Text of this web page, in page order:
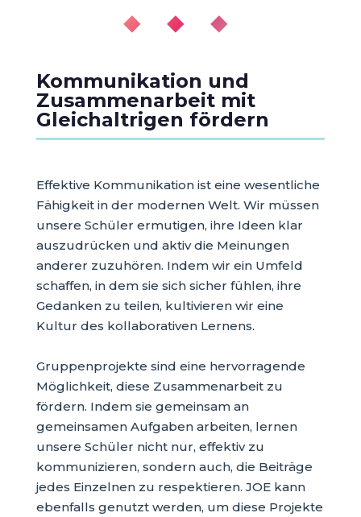
◆ ◆ ◆
Kommunikation und
Zusammenarbeit mit
Gleichaltrigen fördern
Effektive Kommunikation ist eine wesentliche
Fähigkeit in der modernen Welt. Wir müssen
unsere Schüler ermutigen, ihre Ideen klar
auszudrücken und aktiv die Meinungen
anderer zuzuhören. Indem wir ein Umfeld
schaffen, in dem sie sich sicher fühlen, ihre
Gedanken zu teilen, kultivieren wir eine
Kultur des kollaborativen Lernens.
Gruppenprojekte sind eine hervorragende
Möglichkeit, diese Zusammenarbeit zu
fördern. Indem sie gemeinsam an
gemeinsamen Aufgaben arbeiten, lernen
unsere Schüler nicht nur, effektiv zu
kommunizieren, sondern auch, die Beiträge
jedes Einzelnen zu respektieren. JOE kann
ebenfalls genutzt werden, um diese Projekte